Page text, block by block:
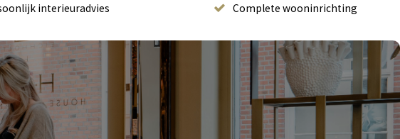
interieuradvies Complete wooninrichting